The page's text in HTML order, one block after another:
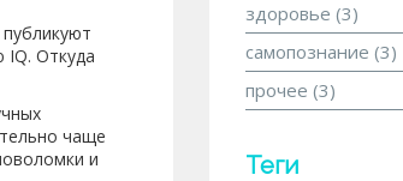
IQ. Откуда
чаще
и
здоровье (3)
самопознание (3)
прочее (3)
Теги